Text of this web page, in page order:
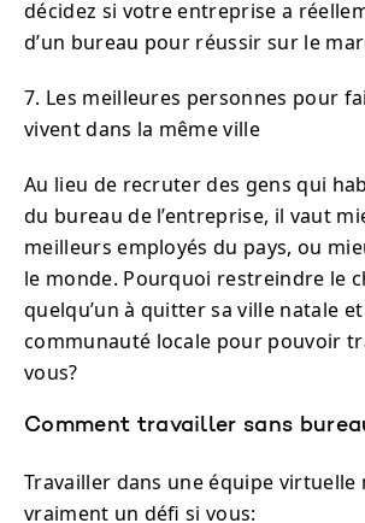
décidez si votre entreprise a
d’un bureau pour réussir sur le
7. Les meilleures personnes pour
vivent dans la même ville
Au lieu de recruter des gens qui
du bureau de l’entreprise, il vaut
meilleurs employés du pays, ou
le monde. Pourquoi restreindre le
quelqu’un à quitter sa ville natale et
communauté locale pour pouvoir
vous?
Comment travailler sans
Travailler dans une équipe virtuelle
vraiment un défi si vous: